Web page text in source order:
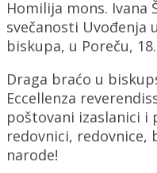
Homilija mons.
svečanosti Uvođenja
biskupa, u Poreču,
Draga braćo u
Eccellenza
poštovani izaslanici i
redovnici, redovnice,
narode!